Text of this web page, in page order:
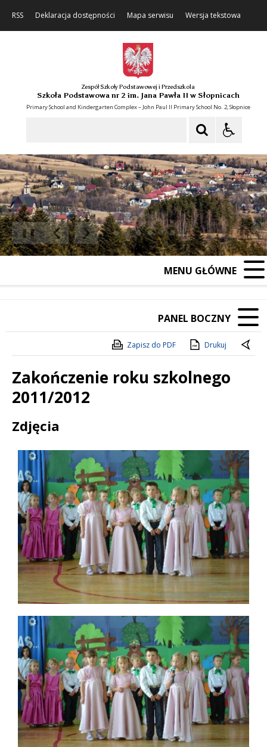
RSS Deklaracja dostępności Mapa serwisu Wersja tekstowa
Zespół Szkoły Podstawowej i Przedszkola
Szkoła Podstawowa nr 2 im. Jana Pawła II w Słopnicach
Primary School and Kindergarten Complex – John Paul II Primary School No. 2, Słopnice
Poprzedni Element
Następny Element
❚❚
MENU GŁÓWNE
PANEL BOCZNY
Zapisz do PDF Drukuj
Zakończenie roku szkolnego
2011/2012
Treść
Zdjęcia